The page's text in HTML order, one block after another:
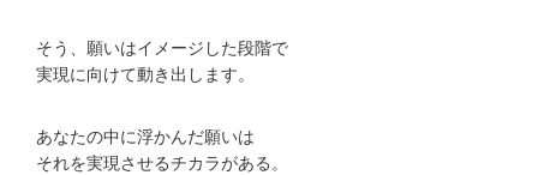
そう、願いはイメージした段階で
実現に向けて動き出します。
あなたの中に浮かんだ願いは
それを実現させるチカラがある。